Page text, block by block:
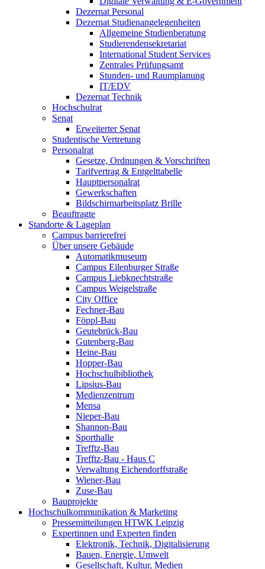
Dezernat Personal
Dezernat Studienangelegenheiten
Allgemeine Studienberatung
Studierendensekretariat
International Student Services
Zentrales Prüfungsamt
Stunden- und Raumplanung
IT/EDV
Dezernat Technik
Hochschulrat
Senat
Erweiterter Senat
Studentische Vertretung
Personalrat
Gesetze, Ordnungen & Vorschriften
Tarifvertrag & Entgelttabelle
Hauptpersonalrat
Gewerkschaften
Bildschirmarbeitsplatz Brille
Beauftragte
Standorte & Lageplan
Campus barrierefrei
Über unsere Gebäude
Automatikmuseum
Campus Eilenburger Straße
Campus Liebknechtstraße
Campus Weigelstraße
City Office
Fechner-Bau
Föppl-Bau
Geutebrück-Bau
Gutenberg-Bau
Heine-Bau
Hopper-Bau
Hochschulbibliothek
Lipsius-Bau
Medienzentrum
Mensa
Nieper-Bau
Shannon-Bau
Sporthalle
Trefftz-Bau
Trefftz-Bau - Haus C
Verwaltung Eichendorffstraße
Wiener-Bau
Zuse-Bau
Bauprojekte
Hochschulkommunikation & Marketing
Pressemitteilungen HTWK Leipzig
Expertinnen und Experten finden
Elektronik, Technik, Digitalisierung
Bauen, Energie, Umwelt
Gesellschaft, Kultur, Medien